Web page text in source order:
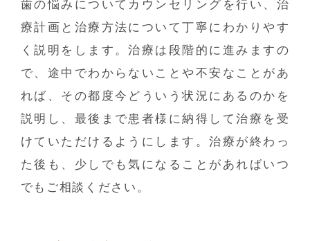
歯の悩みについてカウンセリングを行い、治
療計画と治療方法について丁寧にわかりやす
く説明をします。治療は段階的に進みますの
で、途中でわからないことや不安なことがあ
れば、その都度今どういう状況にあるのかを
説明し、最後まで患者様に納得して治療を受
けていただけるようにします。治療が終わっ
た後も、少しでも気になることがあればいつ
でもご相談ください。